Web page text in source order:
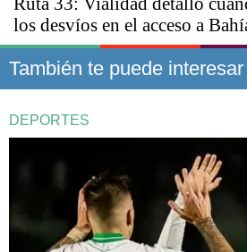
los desvíos en el acceso a
También te puede interesar
DEPORTES